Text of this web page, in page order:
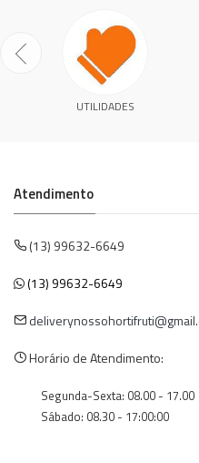
UTILIDADES
Atendimento
(13) 99632-6649
(13) 99632-6649
Horário de Atendimento:
Segunda-Sexta: 08.00 - 17.00
Sábado: 08.30 - 17:00:00